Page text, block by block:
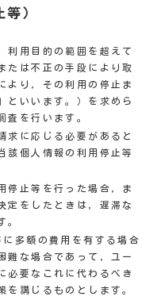
）
利用目的の範囲を超えて
たは不正の手段により取
より，その利用の停止ま
といいます。）を求めら
査を行います。
求に応じる必要があると
該個人情報の利用停止等
停止等を行った場合，ま
定をしたときは，遅滞な
。
多額の費用を有する場合
難な場合であって，ユー
必要なこれに代わるべき
を講じるものとします。